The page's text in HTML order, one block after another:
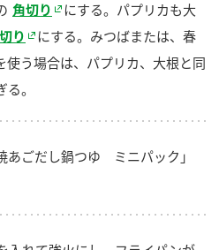
角切り
にする。パプリカも大
り
にする。みつばまたは、春
使う場合は、パプリカ、大根と同
。
あごだし鍋つゆ ミニパック」